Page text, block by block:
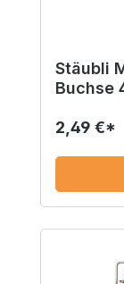
Stäubli
Buchse
2,49 €*